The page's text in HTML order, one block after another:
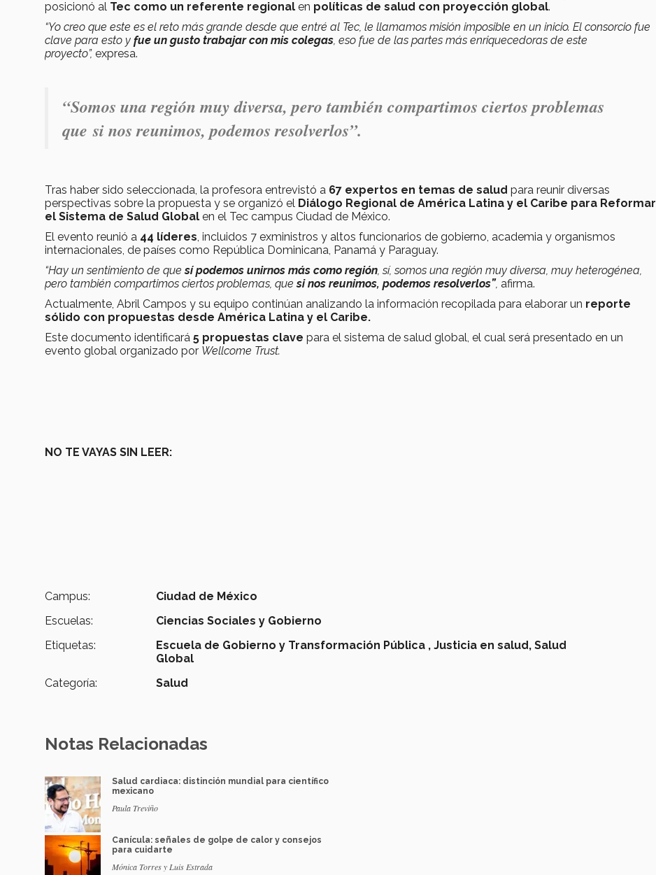
posicionó al Tec como un referente regional en políticas de salud con proyección global.
“Yo creo que este es el reto más grande desde que entré al Tec, le llamamos misión imposible en un inicio. El consorcio fue
clave para esto y fue un gusto trabajar con mis colegas , eso fue de las partes más enriquecedoras de este
proyecto”, expresa.
“Somos una región muy diversa, pero también compartimos ciertos problemas
que si nos reunimos, podemos resolverlos”.
Tras haber sido seleccionada, la profesora entrevistó a 67 expertos en temas de salud para reunir diversas
perspectivas sobre la propuesta y se organizó el Diálogo Regional de América Latina y el Caribe para Reformar
el Sistema de Salud Global en el Tec campus Ciudad de México.
El evento reunió a 44 líderes , incluidos 7 exministros y altos funcionarios de gobierno, academia y organismos
internacionales, de países como República Dominicana, Panamá y Paraguay.
“Hay un sentimiento de quesí podemos unirnos más como región , sí, somos una región muy diversa, muy heterogénea,
pero también compartimos ciertos problemas, quesi nos reunimos, podemos resolverlos”, afirma.
Actualmente, Abril Campos y su equipo continúan analizando la información recopilada para elaborar un reporte
sólido con propuestas desde América Latina y el Caribe.
Este documento identificará 5 propuestas clave para el sistema de salud global, el cual será presentado en un
evento global organizado por Wellcome Trust.
NO TE VAYAS SIN LEER:
Campus:
Ciudad de México
Escuelas:
Ciencias Sociales y Gobierno
Etiquetas:
Escuela de Gobierno y Transformación Pública , Justicia en salud, Salud
Global
Categoría:
Salud
Notas Relacionadas
Salud cardiaca: distinción mundial para científico
mexicano
Paula Treviño
Canícula: señales de golpe de calor y consejos
para cuidarte
Mónica Torres y Luis Estrada